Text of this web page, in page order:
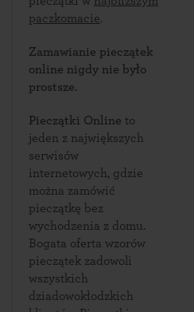
paczkomacie.
Zamawianie pieczątek
online nigdy nie było
prostsze.
Pieczątki Online to
jeden z największych
serwisów
internetowych, gdzie
można zamówić
pieczątkę bez
wychodzenia z domu.
Bogata oferta wzorów
pieczątek zadowoli
wszystkich
dziadowokłodzkich